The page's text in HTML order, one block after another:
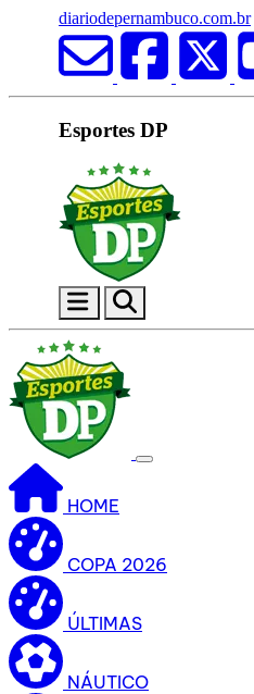
diariodepernambuco.com.br
Esportes DP
HOME
COPA 2026
ÚLTIMAS
NÁUTICO